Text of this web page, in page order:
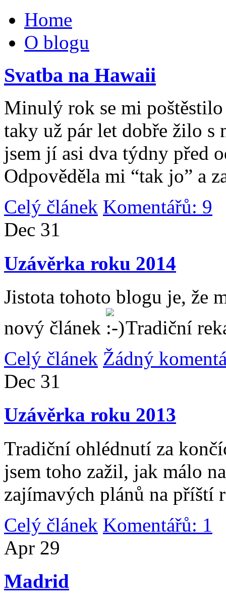
Home
O blogu
Svatba na Hawaii
Minulý rok se mi
taky už pár let dobře žilo
jsem jí asi dva týdny před
Odpověděla mi “tak jo” a
Celý článek Komentářů: 9
Dec 31
Uzávěrka roku 2014
Jistota tohoto blogu je, že
nový článek
Tradiční
Celý článek Žádný
Dec 31
Uzávěrka roku 2013
Tradiční ohlédnutí za
jsem toho zažil, jak málo
zajímavých plánů na příští
Celý článek Komentářů: 1
Apr 29
Madrid